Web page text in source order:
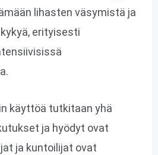
lihasten väsymistä ja
erityisesti
käyttöä tutkitaan yhä
ja hyödyt ovat
ja kuntoilijat ovat